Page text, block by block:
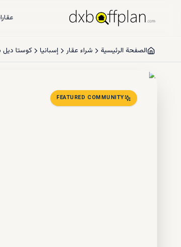
الصفحة الرئيسية شراء عقار إسبانيا كوستا
FEATURED COMMUNITY